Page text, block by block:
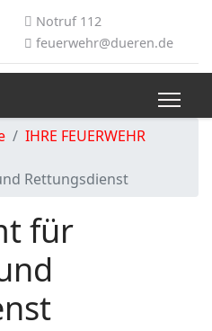
Notruf 112
feuerwehr@dueren.de
IHRE FEUERWEHR
Rettungsdienst
für